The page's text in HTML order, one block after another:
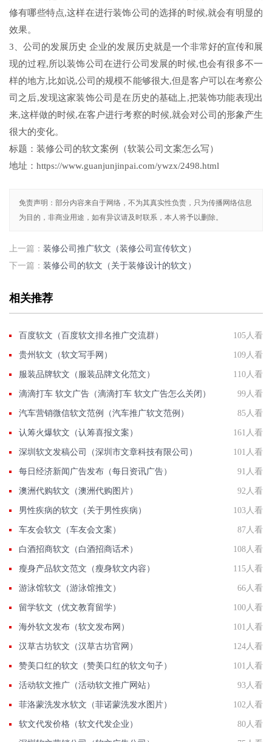
修有哪些特点,这样在进行装饰公司的选择的时候,就会有明显的
效果。
3、公司的发展历史 企业的发展历史就是一个非常好的宣传和展
现的过程,所以装饰公司在进行公司发展的时候,也会有很多不一
样的地方,比如说,公司的规模不能够很大,但是客户可以在考察公
司之后,发现这家装饰公司是在历史的基础上,把装饰功能表现出
来,这样做的时候,在客户进行考察的时候,就会对公司的形象产生
很大的变化。
标题：装修公司的软文案例（软装公司文案怎么写）
地址：https://www.guanjunjinpai.com/ywzx/2498.html
免责声明：部分内容来自于网络，不为其真实性负责，只为传播网络信息
为目的，非商业用途，如有异议请及时联系，本人将予以删除。
上一篇： 装修公司推广软文（装修公司宣传软文）
下一篇： 装修公司的软文（关于装修设计的软文）
相关推荐
百度软文（百度软文排名推广交流群） 105人看
贵州软文（软文写手网） 109人看
服装品牌软文（服装品牌文化范文） 110人看
滴滴打车 软文广告（滴滴打车 软文广告怎么关闭） 99人看
汽车营销微信软文范例（汽车推广软文范例） 85人看
认筹火爆软文（认筹喜报文案） 161人看
深圳软文发稿公司（深圳市文章科技有限公司） 101人看
每日经济新闻广告发布（每日资讯广告） 91人看
澳洲代购软文（澳洲代购图片） 92人看
男性疾病的软文（关于男性疾病） 103人看
车友会软文（车友会文案） 87人看
白酒招商软文（白酒招商话术） 108人看
瘦身产品软文范文（瘦身软文内容） 115人看
游泳馆软文（游泳馆推文） 66人看
留学软文（优文教育留学） 100人看
海外软文发布（软文发布网） 101人看
汉草古坊软文（汉草古坊官网） 124人看
赞美口红的软文（赞美口红的软文句子） 101人看
活动软文推广（活动软文推广网站） 93人看
菲洛蒙洗发水软文（菲诺蒙洗发水图片） 102人看
软文代发价格（软文代发企业） 80人看